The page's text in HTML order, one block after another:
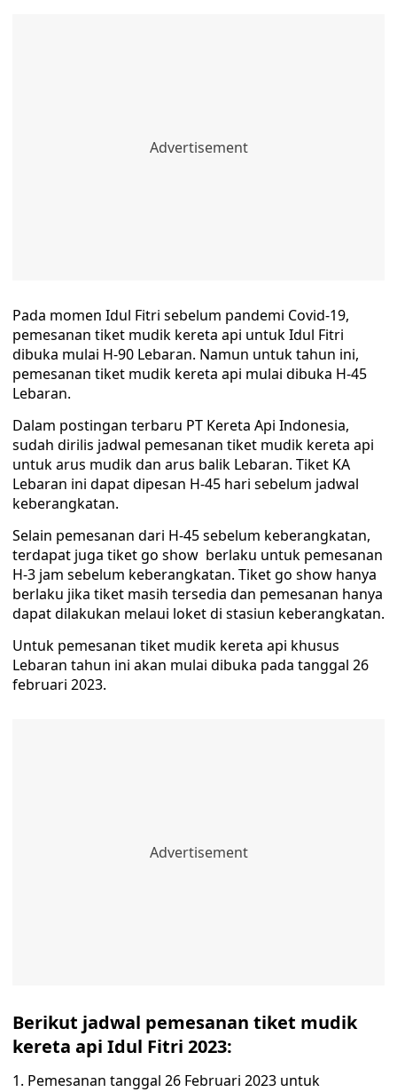
Pada momen Idul Fitri sebelum pandemi Covid-19,
pemesanan tiket mudik kereta api untuk Idul Fitri
dibuka mulai H-90 Lebaran. Namun untuk tahun ini,
pemesanan tiket mudik kereta api mulai dibuka H-45
Lebaran.
Dalam postingan terbaru PT Kereta Api Indonesia,
sudah dirilis jadwal pemesanan tiket mudik kereta api
untuk arus mudik dan arus balik Lebaran. Tiket KA
Lebaran ini dapat dipesan H-45 hari sebelum jadwal
keberangkatan.
Selain pemesanan dari H-45 sebelum keberangkatan,
terdapat juga tiket go show berlaku untuk pemesanan
H-3 jam sebelum keberangkatan. Tiket go show hanya
berlaku jika tiket masih tersedia dan pemesanan hanya
dapat dilakukan melaui loket di stasiun keberangkatan.
Untuk pemesanan tiket mudik kereta api khusus
Lebaran tahun ini akan mulai dibuka pada tanggal 26
februari 2023.
Berikut jadwal pemesanan tiket mudik
kereta api Idul Fitri 2023:
1. Pemesanan tanggal 26 Februari 2023 untuk